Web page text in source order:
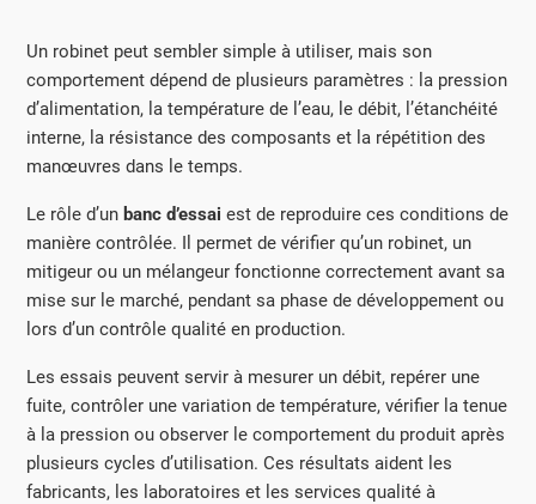
Un robinet peut sembler simple à utiliser, mais son
comportement dépend de plusieurs paramètres : la pression
d’alimentation, la température de l’eau, le débit, l’étanchéité
interne, la résistance des composants et la répétition des
manœuvres dans le temps.
Le rôle d’un banc d’essai est de reproduire ces conditions de
manière contrôlée. Il permet de vérifier qu’un robinet, un
mitigeur ou un mélangeur fonctionne correctement avant sa
mise sur le marché, pendant sa phase de développement ou
lors d’un contrôle qualité en production.
Les essais peuvent servir à mesurer un débit, repérer une
fuite, contrôler une variation de température, vérifier la tenue
à la pression ou observer le comportement du produit après
plusieurs cycles d’utilisation. Ces résultats aident les
fabricants, les laboratoires et les services qualité à